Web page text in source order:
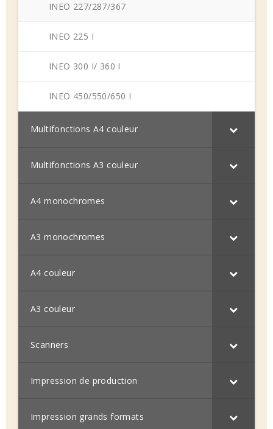
INEO 227/287/367
INEO 225 I
INEO 300 I/ 360 I
INEO 450/550/650 I
Multifonctions A4 couleur
Multifonctions A3 couleur
A4 monochromes
A3 monochromes
A4 couleur
A3 couleur
Scanners
Impression de production
Impression grands formats